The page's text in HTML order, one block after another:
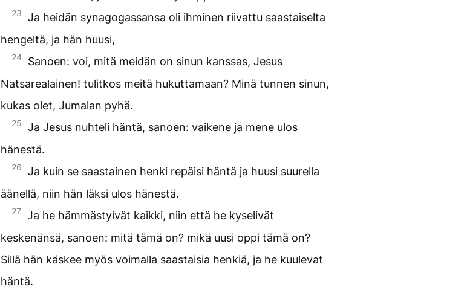
23
Ja heidän synagogassansa oli ihminen riivattu saastaiselta
hengeltä, ja hän huusi,
24
Sanoen: voi, mitä meidän on sinun kanssas, Jesus
Natsarealainen! tulitkos meitä hukuttamaan? Minä tunnen sinun,
kukas olet, Jumalan pyhä.
25
Ja Jesus nuhteli häntä, sanoen: vaikene ja mene ulos
hänestä.
26
Ja kuin se saastainen henki repäisi häntä ja huusi suurella
äänellä, niin hän läksi ulos hänestä.
27 Ja he hämmästyivät kaikki, niin että he kyselivät
keskenänsä, sanoen: mitä tämä on? mikä uusi oppi tämä on?
Sillä hän käskee myös voimalla saastaisia henkiä, ja he kuulevat
häntä.